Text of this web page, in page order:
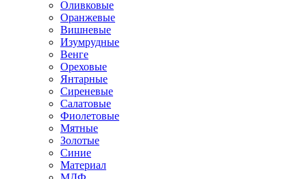
Оливковые
Оранжевые
Вишневые
Изумрудные
Венге
Ореховые
Янтарные
Сиреневые
Салатовые
Фиолетовые
Мятные
Золотые
Синие
Материал